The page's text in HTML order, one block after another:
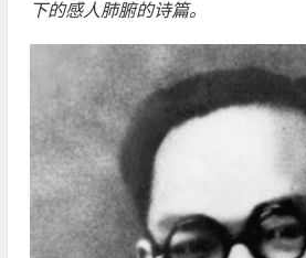
下的感人肺腑的诗篇。